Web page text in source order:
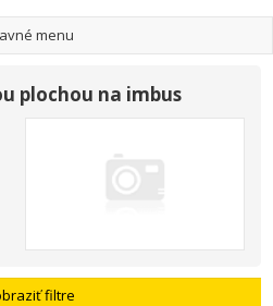
menu
plochou na imbus
filtre